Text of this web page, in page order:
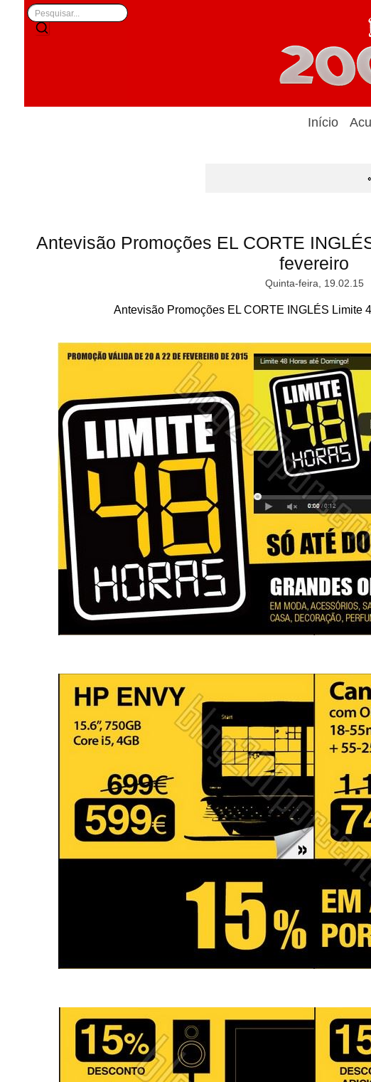
Início
Antevisão Promoções EL CORTE
fevereiro
Quinta-feira, 19.02.15
Antevisão Promoções EL CORTE INGLÉS Limite